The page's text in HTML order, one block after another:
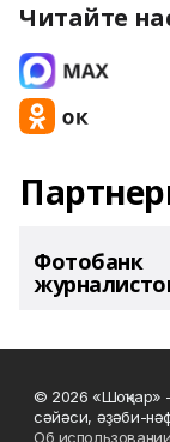
Читайте
Фотобанк
© 2026 «Шоңҡар»
сәйәси, әҙәби-
Об